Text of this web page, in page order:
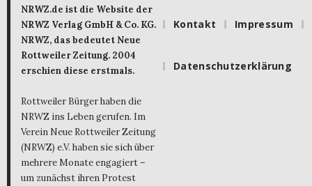
NRWZ.de ist die Website der
NRWZ Verlag GmbH & Co. KG.
NRWZ, das bedeutet Neue
Rottweiler Zeitung. 2004
erschien diese erstmals.
Rottweiler Bürger haben die
NRWZ ins Leben gerufen. Im
Verein Neue Rottweiler Zeitung
(NRWZ) e.V. haben sie sich über
mehrere Monate engagiert –
um zunächst ihren Protest
Kontakt Impressum
Datenschutzerklärung